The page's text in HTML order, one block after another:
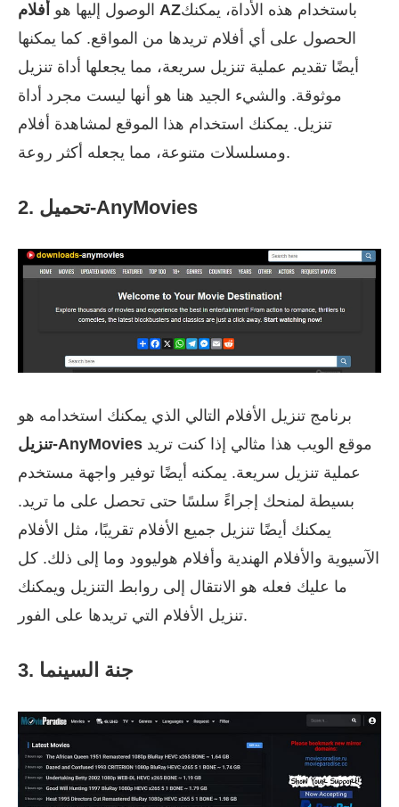
الوصول إليها هو أفلام AZباستخدام هذه الأداة، يمكنك
الحصول على أي أفلام تريدها من المواقع. كما يمكنها
أيضًا تقديم عملية تنزيل سريعة، مما يجعلها أداة تنزيل
موثوقة. والشيء الجيد هنا هو أنها ليست مجرد أداة
تنزيل. يمكنك استخدام هذا الموقع لمشاهدة أفلام
ومسلسلات متنوعة، مما يجعله أكثر روعة.
2. تحميل-AnyMovies
برنامج تنزيل الأفلام التالي الذي يمكنك استخدامه هو
تنزيل-AnyMovies
عملية تنزيل سريعة. يمكنه أيضًا توفير واجهة مستخدم
بسيطة لمنحك إجراءً سلسًا حتى تحصل على ما تريد.
يمكنك أيضًا تنزيل جميع الأفلام تقريبًا، مثل الأفلام
الآسيوية والأفلام الهندية وأفلام هوليوود وما إلى ذلك. كل
ما عليك فعله هو الانتقال إلى روابط التنزيل ويمكنك
تنزيل الأفلام التي تريدها على الفور.
3. جنة السينما